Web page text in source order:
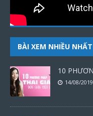
BÀI XEM NHIỀU NHẤT
10
14/08/2019